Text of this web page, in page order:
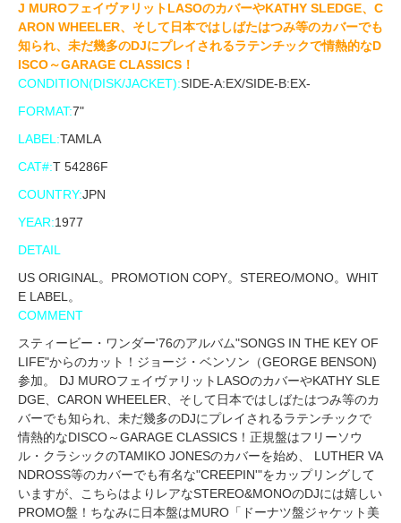
J MUROフェイヴァリットLASOのカバーやKATHY SLEDGE、C
ARON WHEELER、そして日本ではしばたはつみ等のカバーでも
知られ、未だ幾多のDJにプレイされるラテンチックで情熱的なD
ISCO～GARAGE CLASSICS！
CONDITION(DISK/JACKET):SIDE-A:EX/SIDE-B:EX-
FORMAT:7"
LABEL:TAMLA
CAT#:T 54286F
COUNTRY:JPN
YEAR:1977
DETAIL
US ORIGINAL。PROMOTION COPY。STEREO/MONO。WHIT
E LABEL。
COMMENT
スティービー・ワンダー'76のアルバム"SONGS IN THE KEY OF
LIFE"からのカット！ジョージ・ベンソン（GEORGE BENSON)
参加。 DJ MUROフェイヴァリットLASOのカバーやKATHY SLE
DGE、CARON WHEELER、そして日本ではしばたはつみ等のカ
バーでも知られ、未だ幾多のDJにプレイされるラテンチックで
情熱的なDISCO～GARAGE CLASSICS！正規盤はフリーソウ
ル・クラシックのTAMIKO JONESのカバーを始め、 LUTHER VA
NDROSS等のカバーでも有名な"CREEPIN'"をカップリングして
いますが、こちらはよりレアなSTEREO&MONOのDJには嬉しい
PROMO盤！ちなみに日本盤はMURO「ドーナツ盤ジャケット美